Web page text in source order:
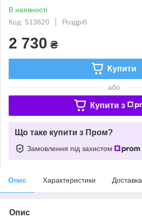
В наявності
Код: 513620
Роздріб
2 730 ₴
Купити
або
Купити з
Що таке купити з Пром?
Замовлення під захистом
Опис Характеристики Доставка
Опис